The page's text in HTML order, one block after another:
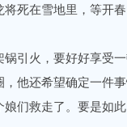
在雪地里，等开春
火，要好好享受一
他还希望确定一件
娘们救走了。要是如